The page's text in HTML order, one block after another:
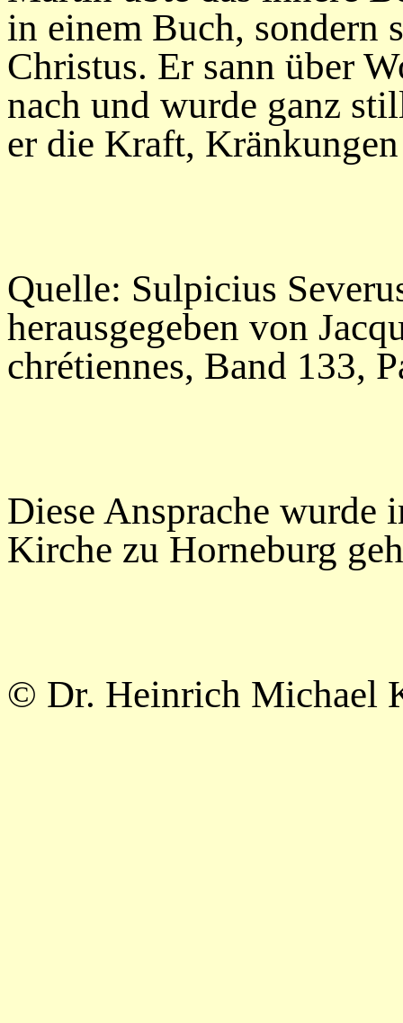
in einem Buch, sondern
Christus. Er sann über
nach und wurde ganz
er die Kraft,
Quelle: Sulpicius
herausgegeben von
chrétiennes, Band 133,
Diese Ansprache wurde
Kirche zu Horneburg
© Dr. Heinrich Michael